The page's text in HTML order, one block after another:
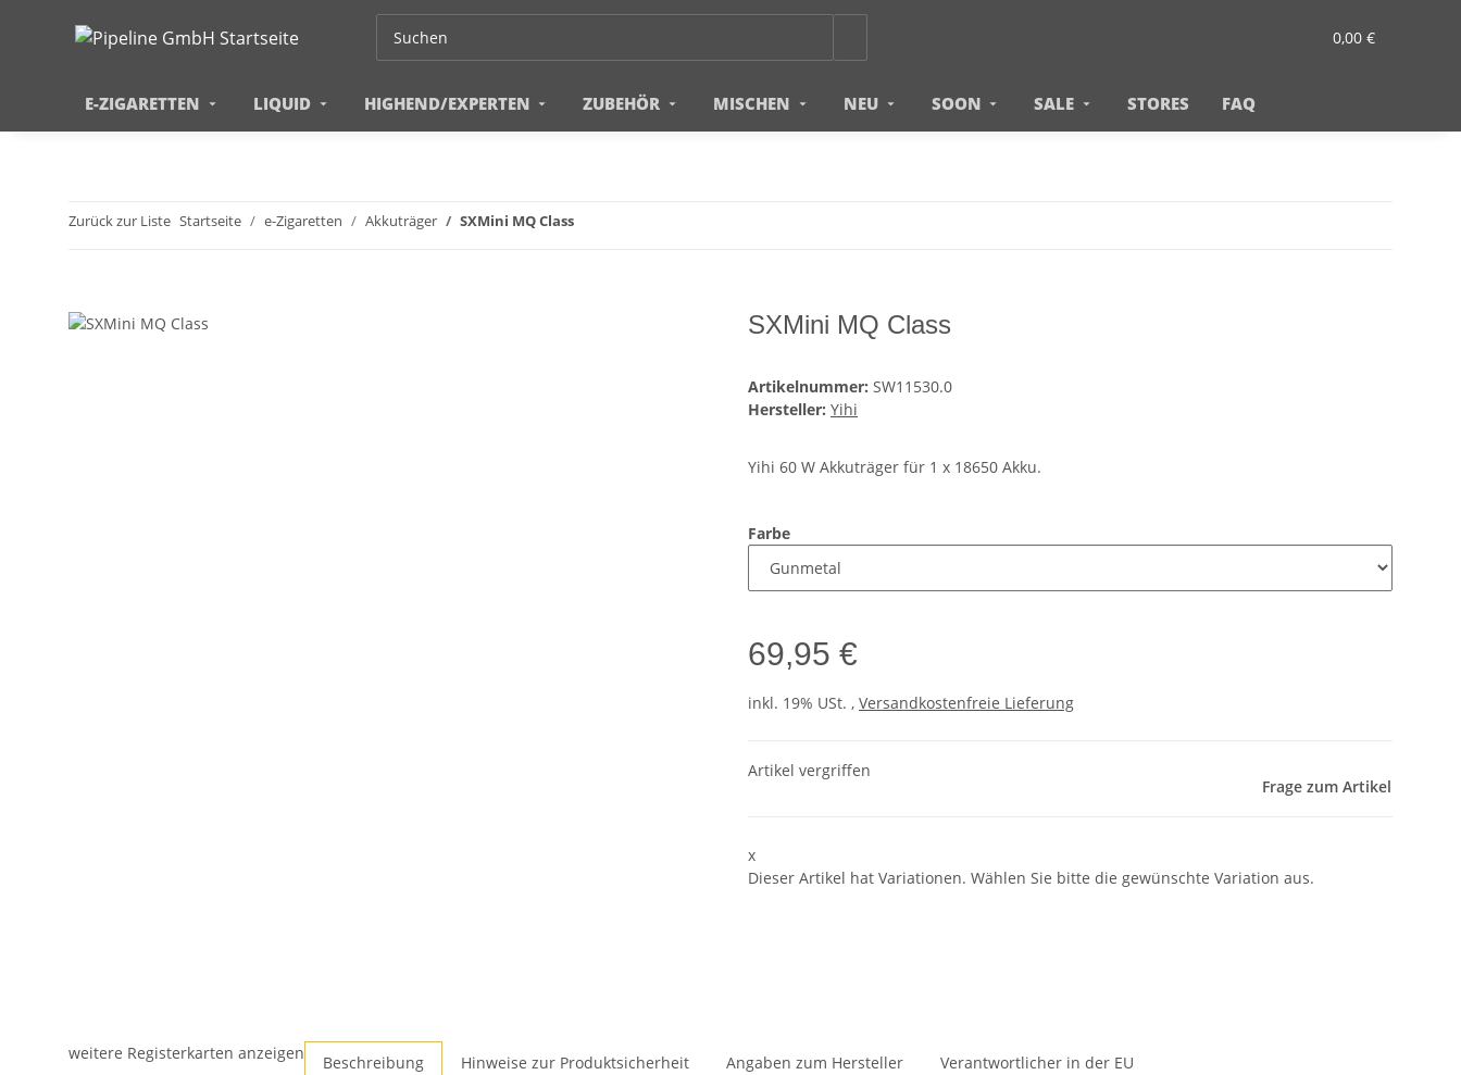
0,00 €
E-ZIGARETTEN LIQUID HIGHEND/EXPERTEN ZUBEHÖR MISCHEN NEU SOON SALE STORES FAQ
Zurück zur Liste Startseite e-Zigaretten Akkuträger SXMini MQ Class
SXMini MQ Class
Artikelnummer: SW11530.0
Hersteller: Yihi
Yihi 60 W Akkuträger für 1 x 18650 Akku.
Farbe
69,95 €
inkl. 19% USt. , Versandkostenfreie Lieferung
Artikel vergriffen
Frage zum Artikel
x
Dieser Artikel hat Variationen. Wählen Sie bitte die gewünschte Variation aus.
weitere Registerkarten anzeigen Beschreibung Hinweise zur Produktsicherheit Angaben zum Hersteller
Verantwortlicher in der EU